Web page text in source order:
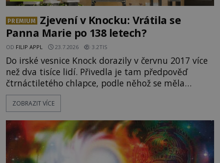
PREMIUM
Zjevení v Knocku: Vrátila se
Panna Marie po 138 letech?
OD FILIP APPL 23.7.2026 3.2TIS
Do irské vesnice Knock dorazily v červnu 2017 více
než dva tisíce lidí. Přivedla je tam předpověď
čtrnáctiletého chlapce, podle něhož se měla
přesně ve tři hodiny odpoledne zjevit Panna Marie.
Když slunce vystoupilo z mraků, část davu začala
chlapcovo proroctví, nebo poutníci spatřili pouze
neobvyklou hru světla? [gallery
ids="170530,170531,1705
ZOBRAZIT VÍCE